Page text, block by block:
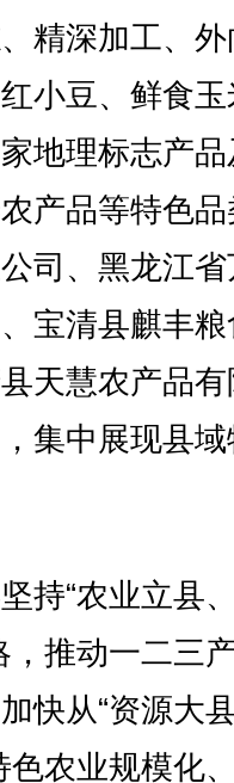
精深加工、
小豆、鲜食
地理标志产
产品等特色
司、黑龙江
宝清县麒丰
天慧农产品
集中展现县
“农业立县
，推动一二三
快从“资源大
色农业规模化